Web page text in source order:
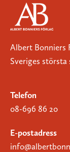
Albert Bonniers
Sveriges
Telefon
08-696 86 20
E-postadress